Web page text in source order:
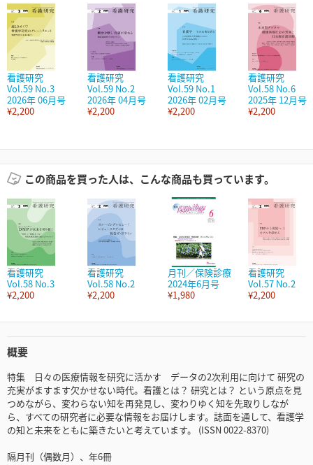
看護研究
Vol.59 No.3
2026年 06月号
¥2,200
看護研究
Vol.59 No.2
2026年 04月号
¥2,200
看護研究
Vol.59 No.1
2026年 02月号
¥2,200
看護研究
Vol.58 No.6
2025年 12月号
¥2,200
この商品を買った人は、こんな商品も買っています。
看護研究
Vol.58 No.3
¥2,200
看護研究
Vol.58 No.2
¥2,200
月刊／保険診療
2024年6月号
¥1,980
看護研究
Vol.57 No.2
¥2,200
概要
特集 日々の医療情報を研究に活かす データの2次利用に向けて 研究の
充実がますます欠かせない時代。看護とは？ 研究とは？ という原点を見
つめながら、変わらない知を再発見し、変わりゆく知を先取りしなが
ら、すべての研究者に必要な情報をお届けします。誌面を通して、看護学
の知と未来をともに築きたいと考えています。 (ISSN 0022-8370)
隔月刊（偶数月）、年6冊